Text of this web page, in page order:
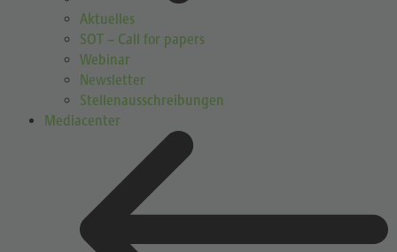
Aktuelles
SOT – Call for papers
Webinar
Newsletter
Stellenausschreibungen
Mediacenter